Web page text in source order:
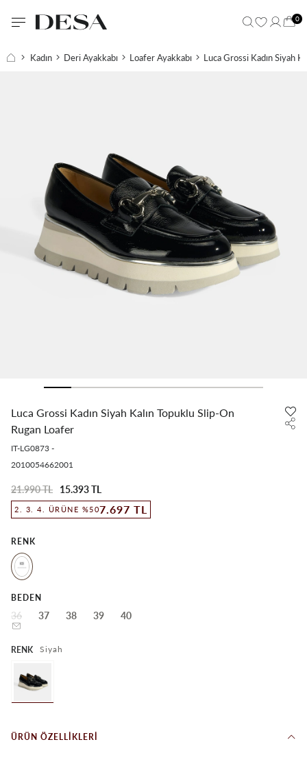
0
Kadın Deri Ayakkabı Loafer Ayakkabı Luca Grossi Kadın Siyah
Luca Grossi Kadın Siyah Kalın Topuklu Slip-On
Rugan Loafer
IT-LG0873 -
2010054662001
21.990 TL 15.393 TL
2. 3. 4. ÜRÜNE %507.697 TL
RENK
BEDEN
36 37 38 39 40
RENK Siyah
ÜRÜN ÖZELLIKLERI